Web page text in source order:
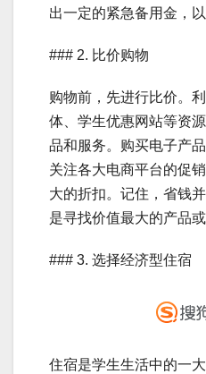
出一定的紧急备用金，以
### 2. 比价购物
购物前，先进行比价。
体、学生优惠网站等资
品和服务。购买电子产
关注各大电商平台的促
大的折扣。记住，省钱
是寻找价值最大的产品或
### 3. 选择经济型住宿
住宿是学生生活中的一